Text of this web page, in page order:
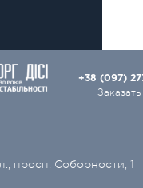
+38 (097)
просп. Соборности, 1